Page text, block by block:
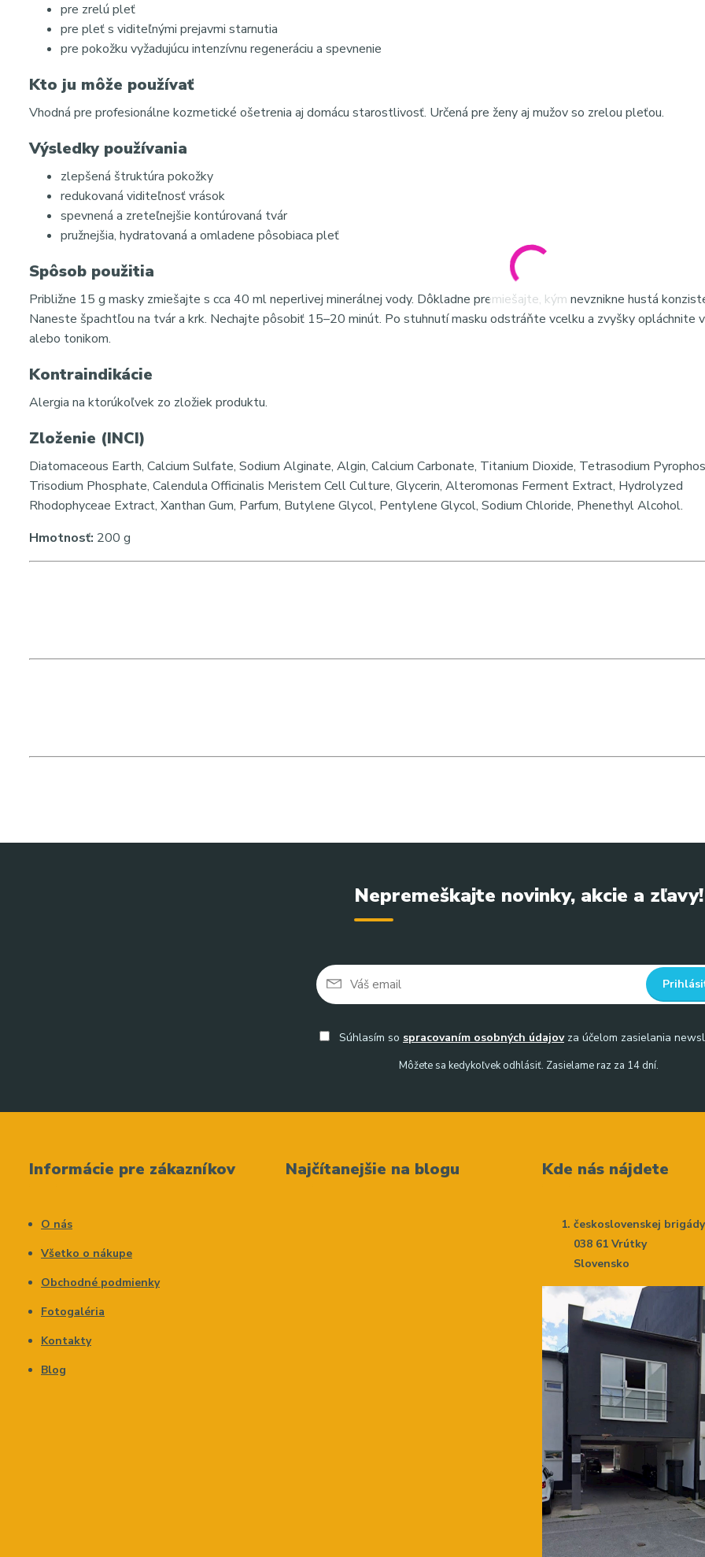
pre zrelú pleť
pre pleť s viditeľnými prejavmi starnutia
pre pokožku vyžadujúcu intenzívnu regeneráciu a spevnenie
Kto ju môže používať
Vhodná pre profesionálne kozmetické ošetrenia aj domácu starostlivosť. Určená pre ženy aj mužov so zrelou pleťou.
Výsledky používania
zlepšená štruktúra pokožky
redukovaná viditeľnosť vrások
spevnená a zreteľnejšie kontúrovaná tvár
pružnejšia, hydratovaná a omladene pôsobiaca pleť
Spôsob použitia
Približne 15 g masky zmiešajte s cca 40 ml neperlivej minerálnej vody. Dôkladne premiešajte, kým nevznikne hustá
Naneste špachtľou na tvár a krk. Nechajte pôsobiť 15–20 minút. Po stuhnutí masku odstráňte vcelku a zvyšky opláchnite
alebo tonikom.
Kontraindikácie
Alergia na ktorúkoľvek zo zložiek produktu.
Zloženie (INCI)
Diatomaceous Earth, Calcium Sulfate, Sodium Alginate, Algin, Calcium Carbonate, Titanium Dioxide, Tetrasodium
Trisodium Phosphate, Calendula Officinalis Meristem Cell Culture, Glycerin, Alteromonas Ferment Extract, Hydrolyzed
Rhodophyceae Extract, Xanthan Gum, Parfum, Butylene Glycol, Pentylene Glycol, Sodium Chloride, Phenethyl Alcohol.
Hmotnosť: 200 g
Nepremeškajte novinky, akcie a zľavy!
Súhlasím so spracovaním osobných údajovza účelom zasielania
Môžete sa kedykoľvek odhlásiť. Zasielame raz za 14 dní.
Informácie pre zákazníkov
O nás
Všetko o nákupe
Obchodné podmienky
Fotogaléria
Kontakty
Blog
Najčítanejšie na blogu Kde nás nájdete
československej
038 61 Vrútky
Slovensko